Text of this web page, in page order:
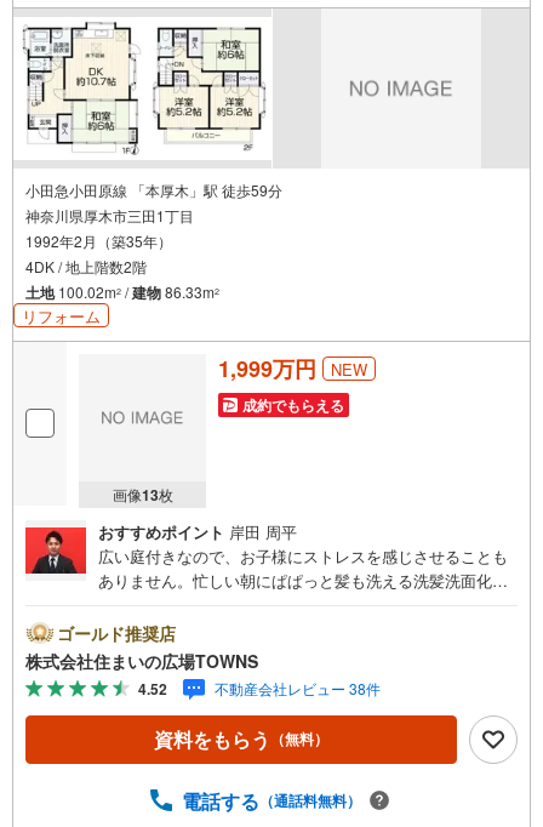
小田急小田原線 「本厚木」駅 徒歩59分
神奈川県厚木市三田1丁目
1992年2月（築35年）
4DK / 地上階数2階
土地100.02m2 /建物86.33m2
リフォーム
画像13枚
1,999万円 NEW
成約でもらえる
おすすめポイント 岸田 周平
広い庭付きなので、お子様にストレスを感じさせることも
ありません。忙しい朝にぱぱっと髪も洗える洗髪洗面化粧
実した、快適な暮らしのある4DKの物件はこちらです。交
通のアクセスがしやすくと色んな所に行きやすいです。建
物面積は86.33平米となっており広さも十分ではないでしょ
うか。シューズボックスがないと靴の収納に困って大変で
す。【年中無休/9:00～21:00】人気物件は特にお問い合わ
せが集中するため、お早めにお電話下さい。「室内・現地
す。■その他、各種ご相談も承っております。○住宅ローン
ゴールド推奨店
株式会社住まいの広場TOWNS
4.52 不動産会社レビュー 38件
資料をもらう （無料）
電話する （通話料無料）